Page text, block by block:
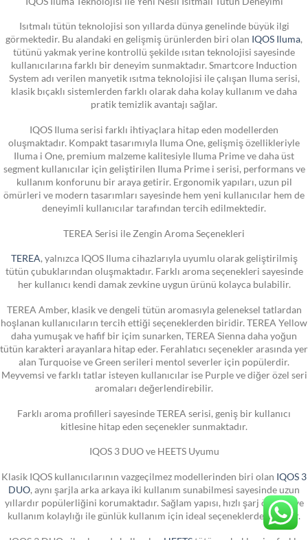
Isıtmalı tütün teknolojisi son yıllarda dünya genelinde büyük ilgi
görmektedir. Bu alandaki en gelişmiş ürünlerden biri olan IQOS Iluma,
tütünü yakmak yerine kontrollü şekilde ısıtan teknolojisi sayesinde
kullanıcılarına farklı bir deneyim sunmaktadır. Smartcore Induction
System adı verilen manyetik ısıtma teknolojisi ile çalışan Iluma serisi,
klasik bıçaklı sistemlerden farklı olarak daha kolay kullanım ve daha
pratik temizlik avantajı sağlar.
IQOS Iluma serisi farklı ihtiyaçlara hitap eden modellerden
oluşmaktadır. Kompakt tasarımıyla Iluma One, gelişmiş özellikleriyle
Iluma i One, premium malzeme kalitesiyle Iluma Prime ve daha üst
segment kullanıcılar için geliştirilen Iluma Prime i serisi, performans ve
kullanım konforunu bir araya getirir. Ergonomik yapıları, uzun pil
ömürleri ve modern tasarımları sayesinde hem yeni kullanıcılar hem de
deneyimli kullanıcılar tarafından tercih edilmektedir.
TEREA Serisi ile Zengin Aroma Seçenekleri
TEREA, yalnızca IQOS Iluma cihazlarıyla uyumlu olarak geliştirilmiş
tütün çubuklarından oluşmaktadır. Farklı aroma seçenekleri sayesinde
her kullanıcı kendi damak zevkine uygun ürünü kolayca bulabilir.
TEREA Amber, klasik ve dengeli tütün aromasıyla geleneksel tatlardan
hoşlanan kullanıcıların tercih ettiği seçeneklerden biridir. TEREA Yellow
daha yumuşak ve hafif bir içim sunarken, TEREA Sienna daha yoğun
tütün karakteri arayanlara hitap eder. Ferahlatıcı seçenekler arasında yer
alan Turquoise ve Green serileri mentol severler için popülerdir.
Meyvemsi ve farklı tatlar isteyen kullanıcılar ise Purple ve diğer özel seri
aromaları değerlendirebilir.
Farklı aroma profilleri sayesinde TEREA serisi, geniş bir kullanıcı
kitlesine hitap eden seçenekler sunmaktadır.
IQOS 3 DUO ve HEETS Uyumu
Klasik IQOS kullanıcılarının vazgeçilmez modellerinden biri olan IQOS 3
DUO, aynı şarjla arka arkaya iki kullanım sunabilmesi sayesinde uzun
yıllardır popülerliğini korumaktadır. Sağlam yapısı, hızlı şarj özelliği ve
kullanım kolaylığı ile günlük kullanım için ideal seçeneklerden biridir.